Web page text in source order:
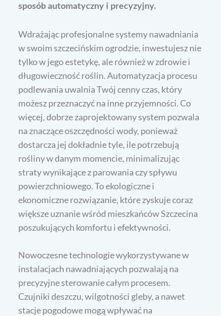
sposób automatyczny i precyzyjny.
Wdrażając profesjonalne systemy nawadniania
w swoim szczecińskim ogrodzie, inwestujesz nie
tylko w jego estetykę, ale również w zdrowie i
długowieczność roślin. Automatyzacja procesu
podlewania uwalnia Twój cenny czas, który
możesz przeznaczyć na inne przyjemności. Co
więcej, dobrze zaprojektowany system pozwala
na znaczące oszczędności wody, ponieważ
dostarcza jej dokładnie tyle, ile potrzebują
rośliny w danym momencie, minimalizując
straty wynikające z parowania czy spływu
powierzchniowego. To ekologiczne i
ekonomiczne rozwiązanie, które zyskuje coraz
większe uznanie wśród mieszkańców Szczecina
poszukujących komfortu i efektywności.
Nowoczesne technologie wykorzystywane w
instalacjach nawadniających pozwalają na
precyzyjne sterowanie całym procesem.
Czujniki deszczu, wilgotności gleby, a nawet
stacje pogodowe mogą wpływać na